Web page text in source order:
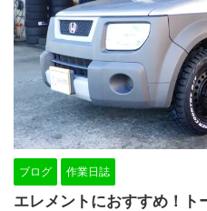
ブログ 作業日誌
エレメントにおすすめ！ト